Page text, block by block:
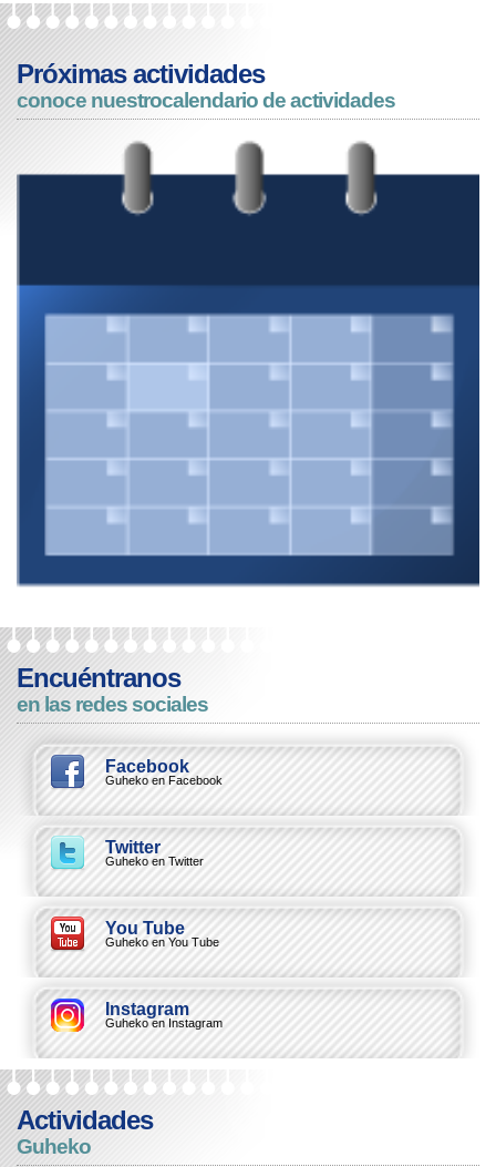
Próximas actividades
conoce nuestrocalendario de actividades
Encuéntranos
en las redes sociales
Facebook
Guheko en Facebook
Twitter
Guheko en Twitter
You Tube
Guheko en You Tube
Instagram
Guheko en Instagram
Actividades
Guheko